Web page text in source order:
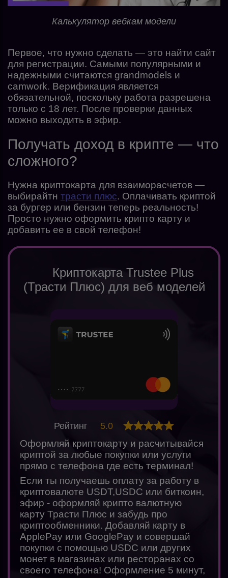
Калькулятор вебкам модели
Первое, что нужно сделать — это найти сайт
для регистрации. Самыми популярными и
надежными считаются grandmodels и
camwork. Верификация является
обязательной, поскольку работа разрешена
только с 18 лет. После проверки данных
можно выходить в эфир.
Получать доход в крипте — что
сложного?
Нужна криптокарта для взаиморасчетов —
выбирайтн трасти плюс. Оплачивать криптой
за бургер или бензин теперь реальность!
Просто нужно оформить крипто карту и
добавить ее в свой телефон!
Криптокарта Trustee Plus
(Трасти Плюс) для веб моделей
Оформляй криптокарту и расчитывайся
криптой за любые покупки или услуги
прямо с телефона где есть терминал!
Если ты получаешь оплату за работу в
криптовалюте USDT,USDC или биткоин,
эфир - оформляй крипто валютную
карту Трасти Плюс и забудь про
криптообменники. Добавляй карту в
ApplePay или GooglePay и совершай
покупки с помощью USDC или других
монет в магазинах или ресторанах со
своего телефона! Оформление 5 минут,
Рейтинг 5.0